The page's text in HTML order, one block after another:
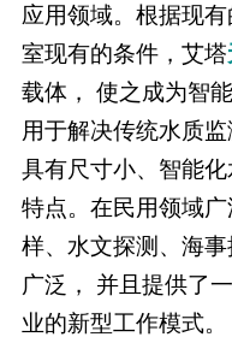
应用领域。根据现
室现有的条件，艾塔
载体， 使之成为智能
用于解决传统水质
具有尺寸小、智能
特点。在民用领域
样、水文探测、海
广泛， 并且提供了
业的新型工作模式。